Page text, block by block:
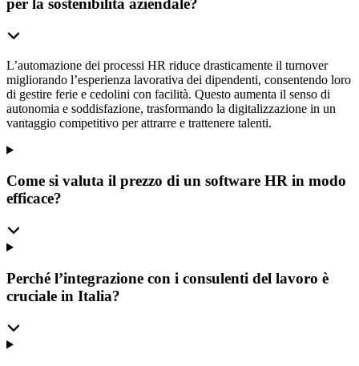
per la sostenibilità aziendale?
L’automazione dei processi HR riduce drasticamente il turnover
migliorando l’esperienza lavorativa dei dipendenti, consentendo loro
di gestire ferie e cedolini con facilità. Questo aumenta il senso di
autonomia e soddisfazione, trasformando la digitalizzazione in un
vantaggio competitivo per attrarre e trattenere talenti.
Come si valuta il prezzo di un software HR in modo
efficace?
Perché l’integrazione con i consulenti del lavoro è
cruciale in Italia?